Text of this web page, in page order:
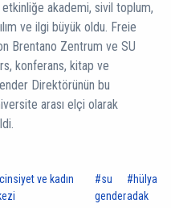
etkinliğe akademi, sivil toplum,
ve ilgi büyük oldu. Freie
Brentano Zentrum ve SU
konferans, kitap ve
Direktörünün bu
arası elçi olarak
ve kadın
su
gender
hülya
adak